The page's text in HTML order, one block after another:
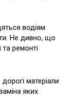
водіям
Не дивно, що
та ремонті
матеріали
яких